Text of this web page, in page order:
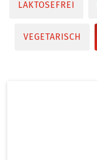
LAKTOSEFREI
VEGETARISCH